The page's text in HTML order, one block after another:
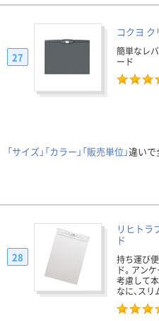
コクヨ
簡単なレ
ード
27
「サイズ」「カラー」「販売単位」違いで
リヒトラ
ド
持ち運び
ド。アン
考慮して
なに、ス
28